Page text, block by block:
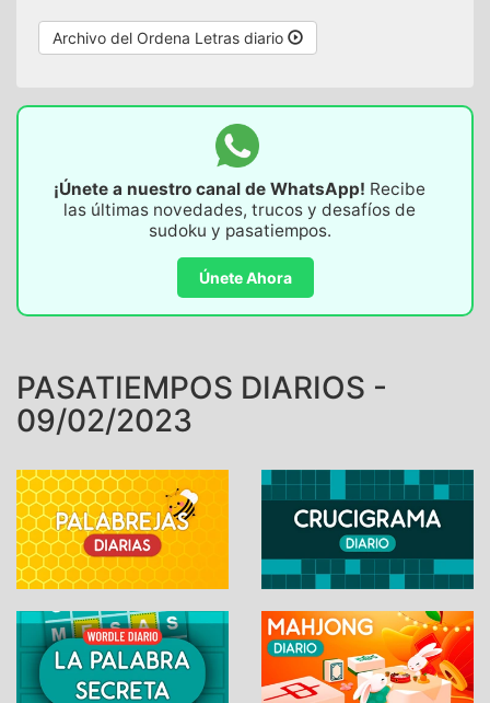
Archivo del Ordena Letras diario
¡Únete a nuestro canal de WhatsApp! Recibe
las últimas novedades, trucos y desafíos de
sudoku y pasatiempos.
Únete Ahora
PASATIEMPOS DIARIOS -
09/02/2023